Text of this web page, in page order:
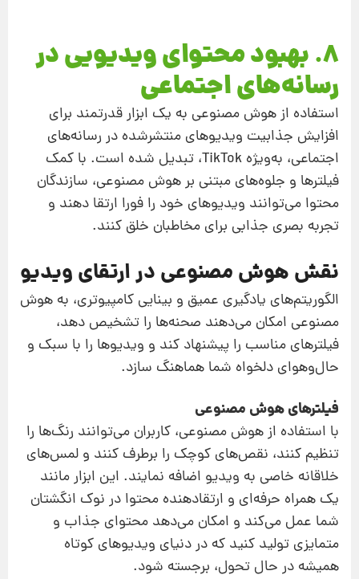
8. بهبود محتوای ویدیویی در
رسانه‌های اجتماعی
استفاده از هوش مصنوعی به یک ابزار قدرتمند برای
افزایش جذابیت ویدیوهای منتشرشده در رسانه‌های
اجتماعی، به‌ویژه TikTok، تبدیل شده است. با کمک
فیلترها و جلوه‌های مبتنی بر هوش مصنوعی، سازندگان
محتوا می‌توانند ویدیوهای خود را فورا ارتقا دهند و
تجربه بصری جذابی برای مخاطبان خلق کنند.
نقش هوش مصنوعی در ارتقای ویدیو
الگوریتم‌های یادگیری عمیق و بینایی کامپیوتری، به هوش
مصنوعی امکان می‌دهند صحنه‌ها را تشخیص دهد،
فیلترهای مناسب را پیشنهاد کند و ویدیوها را با سبک و
حال‌وهوای دلخواه شما هماهنگ سازد.
فیلترهای هوش مصنوعی
با استفاده از هوش مصنوعی، کاربران می‌توانند رنگ‌ها را
تنظیم کنند، نقص‌های کوچک را برطرف کنند و لمس‌های
خلاقانه خاصی به ویدیو اضافه نمایند. این ابزار مانند
یک همراه حرفه‌ای و ارتقادهنده محتوا در نوک انگشتان
شما عمل می‌کند و امکان می‌دهد محتوای جذاب و
متمایزی تولید کنید که در دنیای ویدیوهای کوتاه
همیشه در حال تحول، برجسته شود.